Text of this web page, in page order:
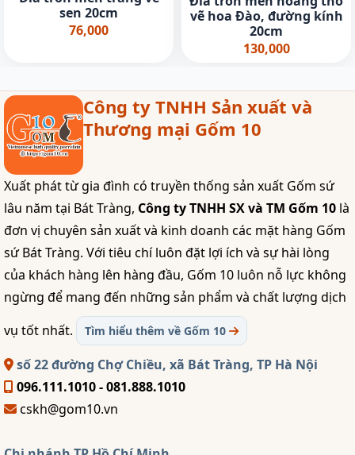
sen 20cm
76,000
vẽ hoa Đào, đường kính
20cm
130,000
Công ty TNHH Sản xuất và
Thương mại Gốm 10
Xuất phát từ gia đình có truyền thống sản xuất Gốm sứ
lâu năm tại Bát Tràng, Công ty TNHH SX và TM Gốm 10 là
đơn vị chuyên sản xuất và kinh doanh các mặt hàng Gốm
sứ Bát Tràng. Với tiêu chí luôn đặt lợi ích và sự hài lòng
của khách hàng lên hàng đầu, Gốm 10 luôn nỗ lực không
ngừng để mang đến những sản phẩm và chất lượng dịch
vụ tốt nhất.
Tìm hiểu thêm về Gốm 10
số 22 đường Chợ Chiều, xã Bát Tràng, TP Hà Nội
096.111.1010 - 081.888.1010
cskh@gom10.vn